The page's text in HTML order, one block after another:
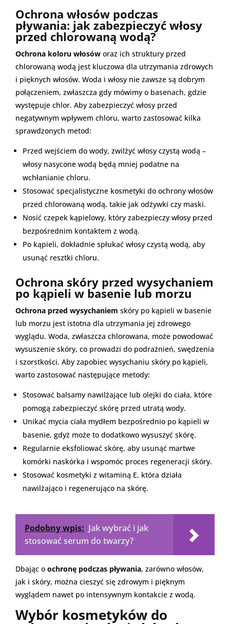
Ochrona włosów podczas
pływania: jak zabezpieczyć włosy
przed chlorowaną wodą?
Ochrona koloru włosów oraz ich struktury przed
chlorowaną wodą jest kluczowa dla utrzymania zdrowych
i pięknych włosów. Woda i włosy nie zawsze są dobrym
połączeniem, zwłaszcza gdy mówimy o basenach, gdzie
występuje chlor. Aby zabezpieczyć włosy przed
negatywnym wpływem chloru, warto zastosować kilka
sprawdzonych metod:
Przed wejściem do wody, zwilżyć włosy czystą wodą –
włosy nasycone wodą będą mniej podatne na
wchłanianie chloru.
Stosować specjalistyczne kosmetyki do ochrony włosów
przed chlorowaną wodą, takie jak odżywki czy maski.
Nosić czepek kąpielowy, który zabezpieczy włosy przed
bezpośrednim kontaktem z wodą.
Po kąpieli, dokładnie spłukać włosy czystą wodą, aby
usunąć resztki chloru.
Ochrona skóry przed wysychaniem
po kąpieli w basenie lub morzu
Ochrona przed wysychaniem skóry po kąpieli w basenie
lub morzu jest istotna dla utrzymania jej zdrowego
wyglądu. Woda, zwłaszcza chlorowana, może powodować
wysuszenie skóry, co prowadzi do podrażnień, swędzenia
i szorstkości. Aby zapobiec wysychaniu skóry po kąpieli,
warto zastosować następujące metody:
Stosować balsamy nawilżające lub olejki do ciała, które
pomogą zabezpieczyć skórę przed utratą wody.
Unikać mycia ciała mydłem bezpośrednio po kąpieli w
basenie, gdyż może to dodatkowo wysuszyć skórę.
Regularnie eksfoliować skórę, aby usunąć martwe
komórki naskórka i wspomóc proces regeneracji skóry.
Stosować kosmetyki z witaminą E, która działa
nawilżająco i regenerująco na skórę.
Podobny wpis: Jak wybrać i jak
stosować serum do twarzy?
Dbając o ochronę podczas pływania, zarówno włosów,
jak i skóry, można cieszyć się zdrowym i pięknym
wyglądem nawet po intensywnym kontakcie z wodą.
Wybór kosmetyków do